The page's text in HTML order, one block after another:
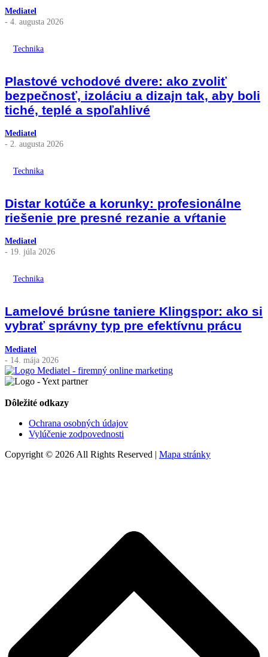
Mediatel
- 4. augusta 2026
Technika
Plastové vchodové dvere: ako zvoliť
bezpečnosť, izoláciu a dizajn tak, aby boli
tiché, teplé a spoľahlivé
Mediatel
- 2. augusta 2026
Technika
Distar kotúče a korunky: profesionálne
riešenie pre presné rezanie a vŕtanie
Mediatel
- 19. júla 2026
Technika
Lamelové brúsne taniere Klingspor: ako si
vybrať správny typ pre efektívnu prácu
Mediatel
- 14. mája 2026
Dôležité odkazy
Ochrana osobných údajov
Vylúčenie zodpovednosti
Copyright © 2026 All Rights Reserved | Mapa stránky